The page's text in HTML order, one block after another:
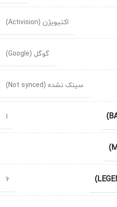
اکتیویژن (Activision)
گوگل (Google)
سینک نشده (Not synced)
1
6